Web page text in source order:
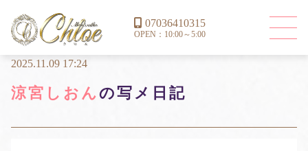
07036410315
OPEN：10:00～5:00
2025.11.09 17:24
涼宮しおんの写メ日記